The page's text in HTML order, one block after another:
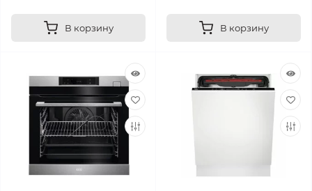
В корзину В корзину